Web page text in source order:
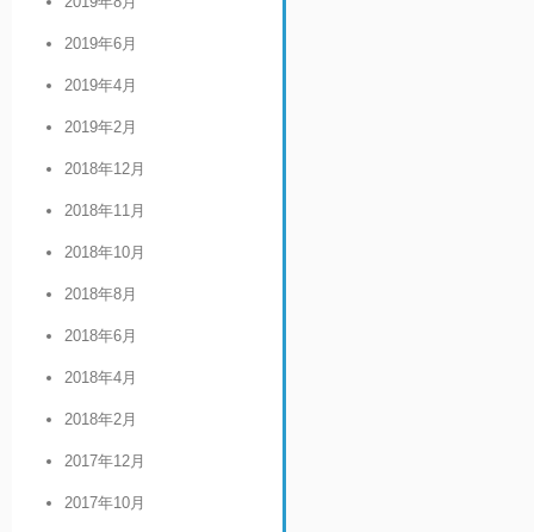
2019年6月
2019年4月
2019年2月
2018年12月
2018年11月
2018年10月
2018年8月
2018年6月
2018年4月
2018年2月
2017年12月
2017年10月